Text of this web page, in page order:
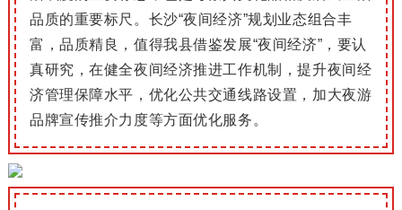
品质的重要标尺。 长沙“夜间经济”规划业态组合丰
富，品质精良，值得我县借鉴发展“夜间经济”，要认
真研究，在健全夜间经济推进工作机制，提升夜间经
济管理保障水平，优化公共交通线路设置，加大夜游
品牌宣传推介力度等方面优化服务。